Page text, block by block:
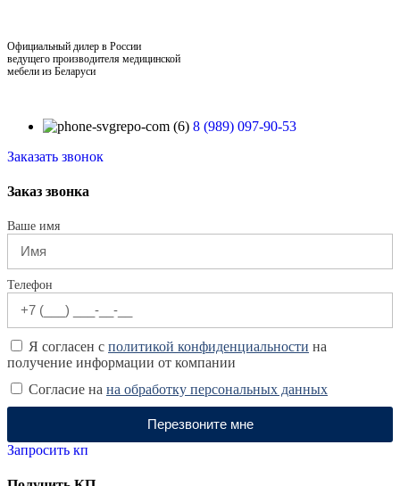
Официальный дилер в России
ведущего производителя медицинской
мебели из Беларуси
8 (989) 097-90-53
Заказать звонок
Заказ звонка
Ваше имя
Телефон
Я согласен с политикой конфиденциальности на
получение информации от компании
Согласие на на обработку персональных данных
Перезвоните мне
Запросить кп